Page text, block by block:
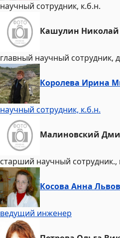
научный сотрудник, к.б.н.
Кашулин Николай
главный научный сотрудник,
Королева Ирина
научный сотрудник, к.б.н.
Малиновский
старший научный сотрудник.,
Косова Анна
ведущий инженер